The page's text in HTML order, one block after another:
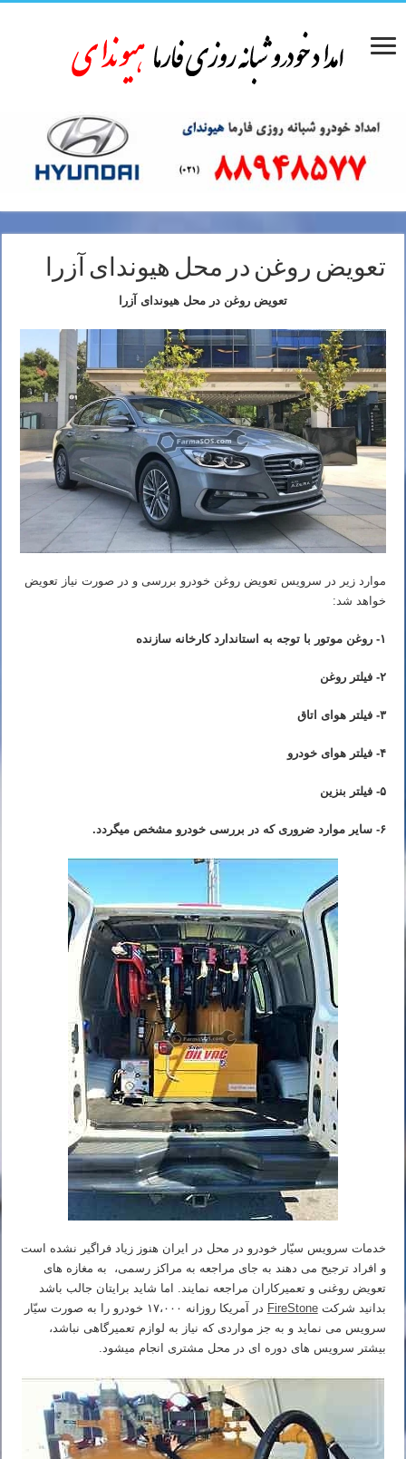
تعویض روغن در محل هیوندای آزرا
تعویض روغن در محل هیوندای آزرا
موارد زیر در سرویس تعویض روغن خودرو بررسی و در صورت نیاز تعویض
خواهد شد:
۱- روغن موتور با توجه به استاندارد کارخانه سازنده
۲- فیلتر روغن
۳- فیلتر هوای اتاق
۴- فیلتر هوای خودرو
۵- فیلتر بنزین
۶- سایر موارد ضروری که در بررسی خودرو مشخص میگردد.
خدمات سرویس سیّار خودرو در محل در ایران هنوز زیاد فراگیر نشده است
و افراد ترجیح می دهند به جای مراجعه به مراکز رسمی، به مغازه های
تعویض روغنی و تعمیرکاران مراجعه نمایند. اما شاید برایتان جالب باشد
بدانید شرکتFireStone
در آمریکا روزانه ۱۷،۰۰۰ خودرو را به صورت سیّار
سرویس می نماید و به جز مواردی که نیاز به لوازم تعمیرگاهی نباشد،
بیشتر سرویس های دوره ای در محل مشتری انجام میشود.